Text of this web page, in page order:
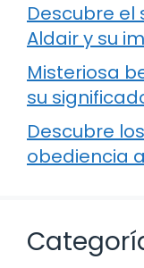
Descubre
Aldair y su
Misteriosa
su
Descubre
obediencia